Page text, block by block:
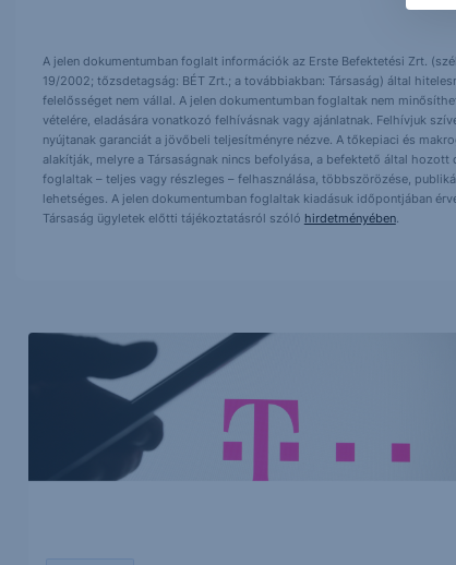
A jelen dokumentumban foglalt információk az Erste Befektetési Zrt.
19/2002; tőzsdetagság: BÉT Zrt.; a továbbiakban: Társaság) által
felelősséget nem vállal. A jelen dokumentumban foglaltak nem
vételére, eladására vonatkozó felhívásnak vagy ajánlatnak. Felhívjuk
nyújtanak garanciát a jövőbeli teljesítményre nézve. A tőkepiaci és
alakítják, melyre a Társaságnak nincs befolyása, a befektető által
foglaltak – teljes vagy részleges – felhasználása, többszörözése,
lehetséges. A jelen dokumentumban foglaltak kiadásuk időpontjában
Társaság ügyletek előtti tájékoztatásról szóló hirdetményében.